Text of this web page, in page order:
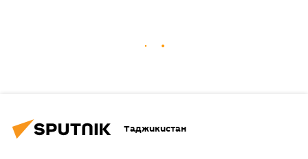
Таджикистан